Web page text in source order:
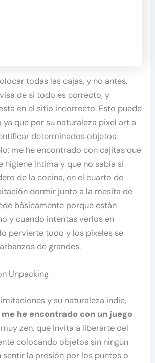
todas las cajas, y no antes,
de si todo es correcto, y
en el sitio incorrecto. Esto puede
que por su naturaleza pixel art a
determinados objetos.
me he encontrado con cajitas que
higiene íntima y que no sabía si
de la cocina, en el cuarto de
dormir junto a la mesita de
básicamente porque están
y cuando intentas verlos en
pervierte todo y los píxeles se
de grandes.
Unpacking
y su naturaleza indie,
he encontrado con un juego
muy zen, que invita a liberarte del
colocando objetos sin ningún
sentir la presión por los puntos o